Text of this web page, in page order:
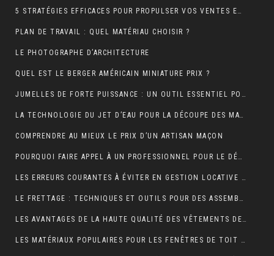
5 STRATÉGIES EFFICACES POUR PROPULSER VOS VENTES EN LIGNE
PLAN DE TRAVAIL : QUEL MATÉRIAU CHOISIR ?
LE PHOTOGRAPHE D’ARCHITECTURE
QUEL EST LE BERGER AMÉRICAIN MINIATURE PRIX ?
JUMELLES DE FORTE PUISSANCE : UN OUTIL ESSENTIEL POUR LE CAMPING
LA TECHNOLOGIE DU JET D’EAU POUR LA DÉCOUPE DES MATÉRIAUX SOLIDES
COMPRENDRE AU MIEUX LE PRIX D’UN ARTISAN MAÇON
POURQUOI FAIRE APPEL À UN PROFESSIONNEL POUR LE DÉBOUCHAGE TOILETTE YVELINES ?
LES ERREURS COURANTES À ÉVITER EN GESTION LOCATIVE ET COMMENT LES PRÉVENIR AVEC UN OUTIL EN LIGNE
LE FRETTAGE : TECHNIQUES ET OUTILS POUR DES ASSEMBLAGES PARFAITS
LES AVANTAGES DE LA HAUTE QUALITÉ DES VÊTEMENTS DE SPORT
LES MATÉRIAUX POPULAIRES POUR LES FENÊTRES DE TOIT : AVANTAGES ET INCONVÉNIENTS